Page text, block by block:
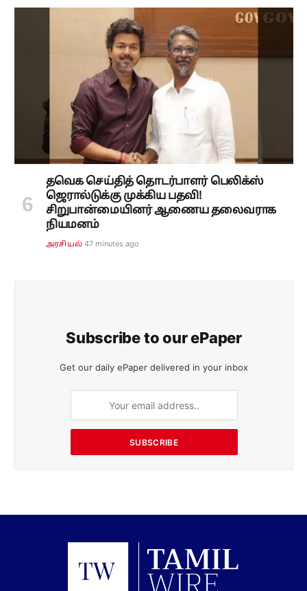
தவெக செய்தித் தொடர்பாளர் பெலிக்ஸ்
ஜெரால்டுக்கு முக்கிய பதவி!
சிறுபான்மையினர் ஆணைய தலைவராக
நியமனம்
அரசியல் 47 minutes ago
Subscribe to our ePaper
Get our daily ePaper delivered in your inbox
SUBSCRIBE